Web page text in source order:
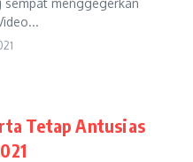
sempat menggegerkan
Tetap Antusias